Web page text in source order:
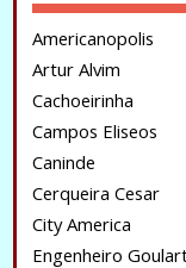
Americanopolis
Artur Alvim
Cachoeirinha
Campos Eliseos
Caninde
Cerqueira Cesar
City America
Engenheiro